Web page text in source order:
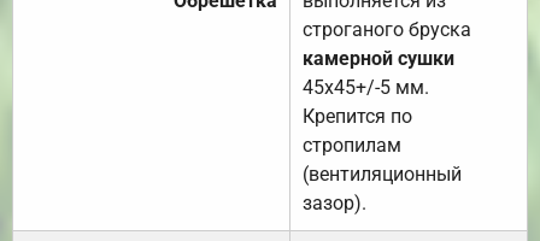
строганого бруска
камерной сушки
45х45+/-5 мм.
Крепится по
стропилам
(вентиляционный
зазор).